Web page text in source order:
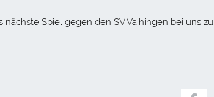
Spiel gegen den SV Vaihingen bei uns